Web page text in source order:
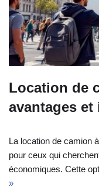
Location de
avantages
La location de camion
pour ceux qui
économiques. Cette
»